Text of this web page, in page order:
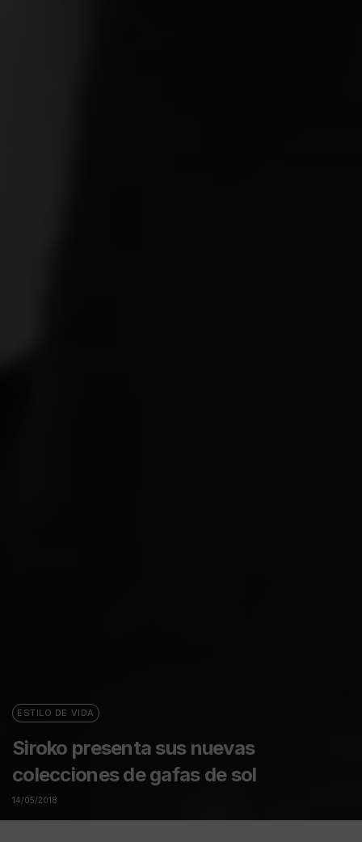
ESTILO DE VIDA
Siroko presenta sus nuevas
colecciones de gafas de sol
14/05/2018